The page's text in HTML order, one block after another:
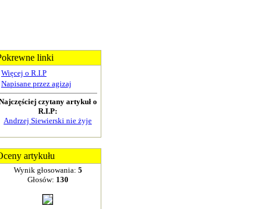
linki
Więcej o R.I.P
Napisane przez agizaj
czytany artykuł o
R.I.P:
Andrzej Siewierski nie żyje
artykułu
Wynik głosowania: 5
Głosów: 130